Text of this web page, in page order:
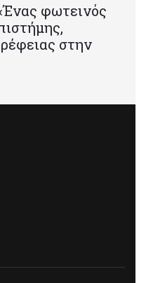
φωτεινός
στην